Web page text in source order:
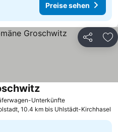
Preise sehen
Teilen
UnterkünftePreise sehen
Preise sehen
10.4 km bis Uhlstädt-Kirchhasel